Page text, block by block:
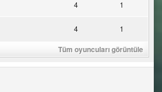
4 1
4 1
Tüm oyuncuları görüntüle